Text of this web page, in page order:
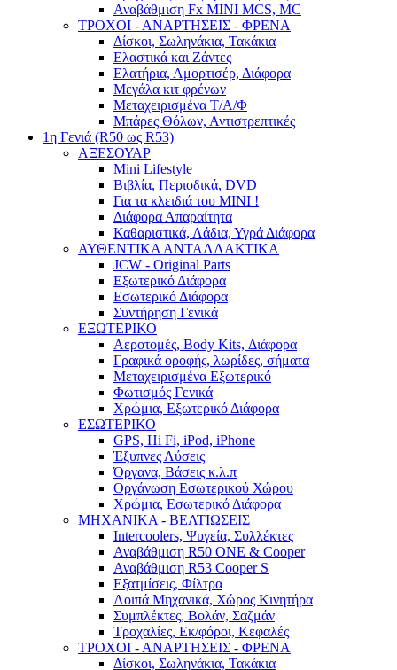
Αναβάθμιση Fx MINI MCS, MC
ΤΡΟΧΟΙ - ΑΝΑΡΤΗΣΕΙΣ - ΦΡΕΝΑ
Δίσκοι, Σωληνάκια, Τακάκια
Ελαστικά και Ζάντες
Ελατήρια, Αμορτισέρ, Διάφορα
Μεγάλα κιτ φρένων
Μεταχειρισμένα Τ/Α/Φ
Μπάρες Θόλων, Αντιστρεπτικές
1η Γενιά (R50 ως R53)
ΑΞΕΣΟΥΑΡ
Mini Lifestyle
Βιβλία, Περιοδικά, DVD
Για τα κλειδιά του MINI !
Διάφορα Απαραίτητα
Καθαριστικά, Λάδια, Υγρά Διάφορα
ΑΥΘΕΝΤΙΚΑ ΑΝΤΑΛΛΑΚΤΙΚΑ
JCW - Original Parts
Εξωτερικό Διάφορα
Εσωτερικό Διάφορα
Συντήρηση Γενικά
ΕΞΩΤΕΡΙΚΟ
Αεροτομές, Body Kits, Διάφορα
Γραφικά οροφής, λωρίδες, σήματα
Μεταχειρισμένα Εξωτερικό
Φωτισμός Γενικά
Χρώμια, Εξωτερικό Διάφορα
ΕΣΩΤΕΡΙΚΟ
GPS, Hi Fi, iPod, iPhone
Έξυπνες Λύσεις
Όργανα, Βάσεις κ.λ.π
Οργάνωση Εσωτερικού Χώρου
Χρώμια, Εσωτερικό Διάφορα
ΜΗΧΑΝΙΚΑ - ΒΕΛΤΙΩΣΕΙΣ
Intercoolers, Ψυγεία, Συλλέκτες
Αναβάθμιση R50 ONE & Cooper
Αναβάθμιση R53 Cooper S
Εξατμίσεις, Φίλτρα
Λοιπά Μηχανικά, Χώρος Κινητήρα
Συμπλέκτες, Βολάν, Σαζμάν
Τροχαλίες, Εκ/φόροι, Κεφαλές
ΤΡΟΧΟΙ - ΑΝΑΡΤΗΣΕΙΣ - ΦΡΕΝΑ
Δίσκοι, Σωληνάκια, Τακάκια